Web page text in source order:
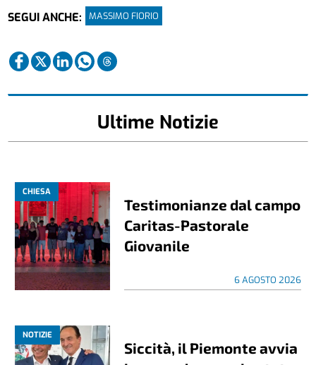
SEGUI ANCHE:
MASSIMO FIORIO
Ultime Notizie
CHIESA
Testimonianze dal campo
Caritas-Pastorale
Giovanile
6 AGOSTO 2026
NOTIZIE
Siccità, il Piemonte avvia